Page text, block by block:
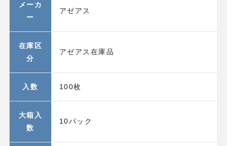
メーカ
ー
アゼアス
在庫区
分
アゼアス在庫品
入数 100枚
大箱入
数
10パック